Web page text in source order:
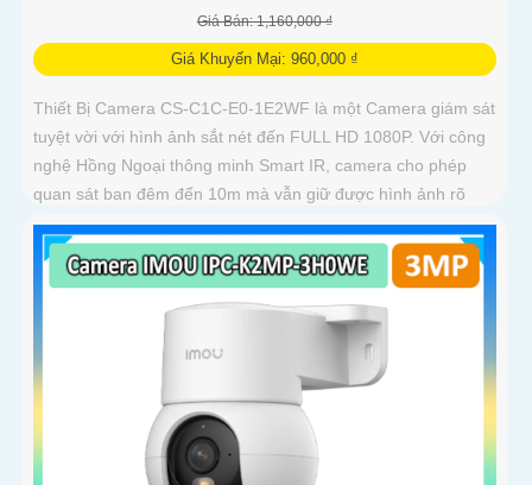
Giá Bán: 1,160,000 ₫
Giá Khuyến Mại: 960,000 ₫
Thiết Bị Camera CS-C1C-E0-1E2WF là một Camera giám sát
tuyệt vời với hình ảnh sắt nét đến FULL HD 1080P. Với công
nghệ Hồng Ngoại thông minh Smart IR, camera cho phép
quan sát ban đêm đến 10m mà vẫn giữ được hình ảnh rõ
ràng